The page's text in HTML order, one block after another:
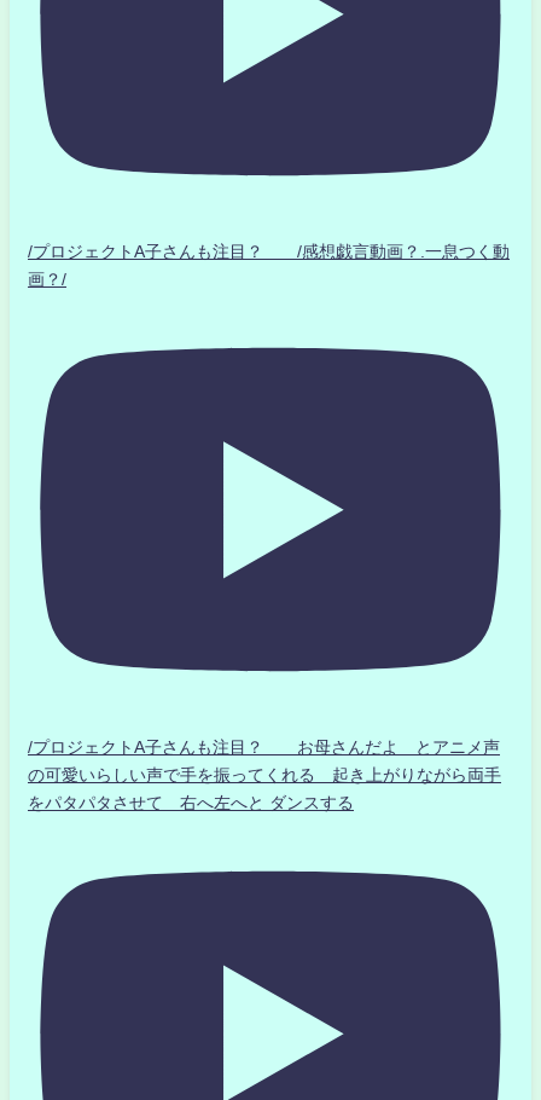
/プロジェクトA子さんも注目？ /感想戯言動画？.一息つく動
画？/
/プロジェクトA子さんも注目？ お母さんだよ とアニメ声
の可愛いらしい声で手を振ってくれる 起き上がりながら両手
をパタパタさせて 右へ左へと ダンスする